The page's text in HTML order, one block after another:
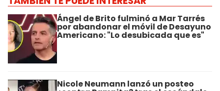
Ángel de Brito fulminó a Mar Tarrés
por abandonar el móvil de Desayuno
Americano: "Lo desubicada que es"
Nicole Neumann lanzó un posteo